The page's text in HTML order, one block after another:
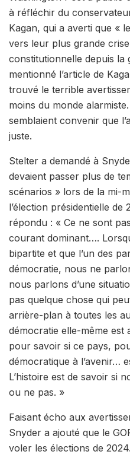
à réfléchir du
Kagan, qui a averti que «
vers leur plus grande
constitutionnelle depuis la
mentionné l’article de
trouvé le terrible
moins du monde
semblaient convenir que
juste.
Stelter a demandé à
devaient passer plus de
scénarios » lors de la mi-
l’élection présidentielle de
répondu : « Ce ne sont
courant dominant….
bipartite et que l’un des
démocratie, nous ne
nous parlons d’une
pas quelque chose qui
arrière-plan à toutes les
démocratie elle-même
pour savoir si ce pays,
démocratique à l’avenir…
L’histoire est de savoir si
ou ne pas. »
Faisant écho aux
Snyder a ajouté que le
voler les élections de 2024.